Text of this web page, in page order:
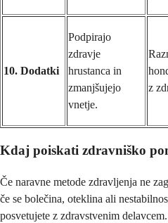
10. Dodatki
Podpirajo
zdravje
hrustanca in
zmanjšujejo
vnetje.
z
Kdaj poiskati zdravniško
Če naravne metode zdravljenja ne
če se bolečina, oteklina ali
posvetujete z zdravstvenim